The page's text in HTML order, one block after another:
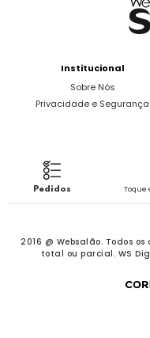
Institucional
Sobre Nós
Privacidade e Segurança
Pedidos Toque
2016 @ Websalão. Todos
total ou parcial. WS